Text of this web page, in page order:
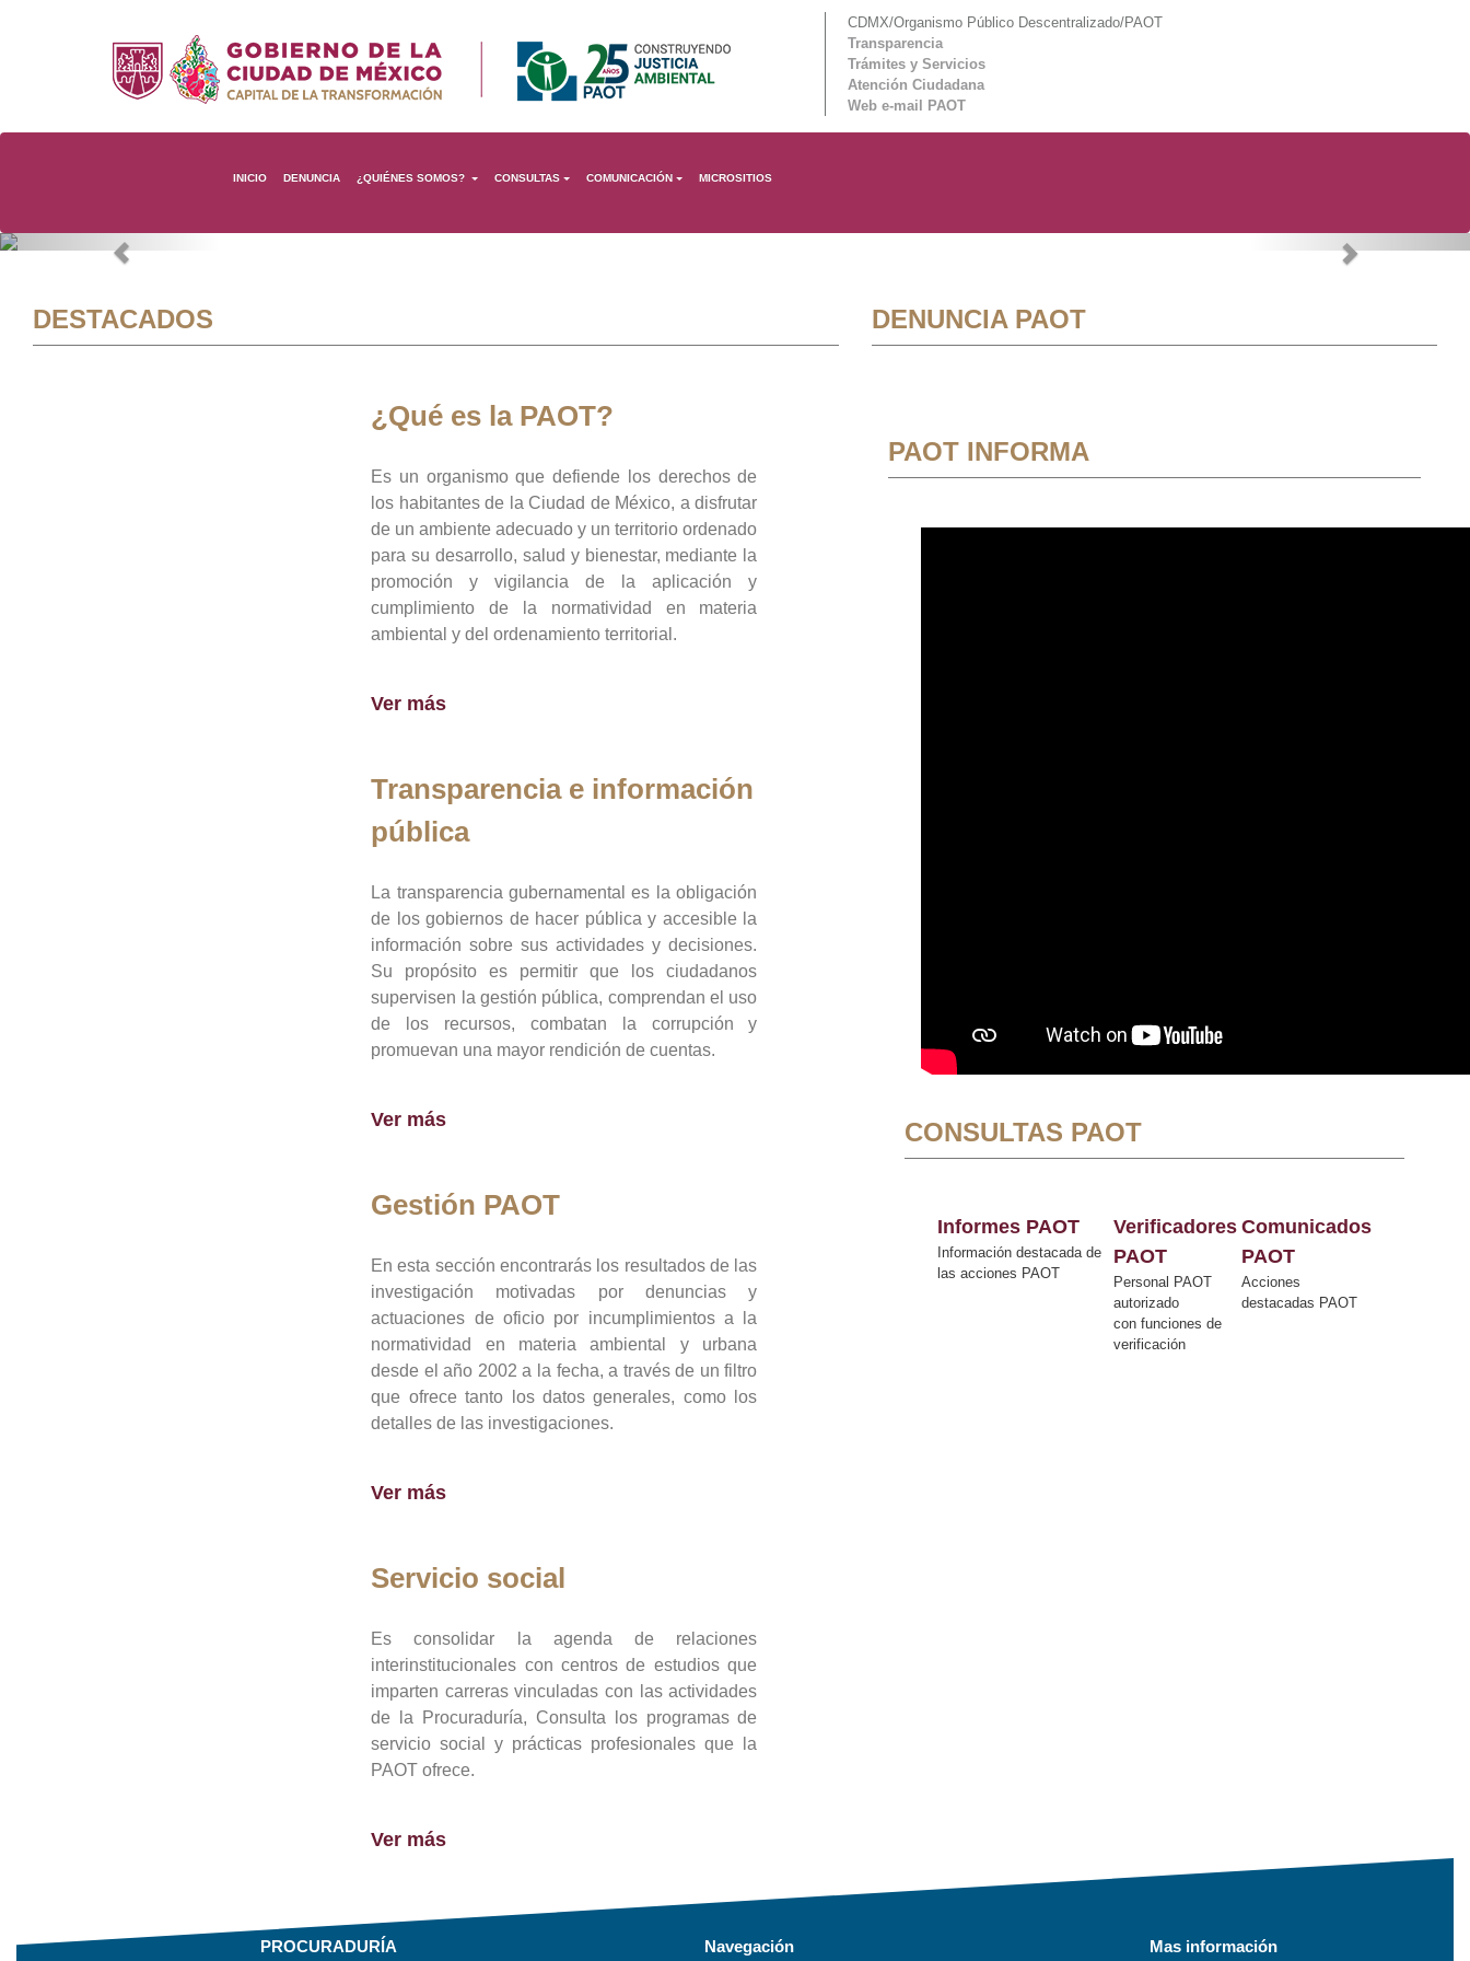
CDMX/Organismo Público Descentralizado/PAOT
Transparencia
Trámites y Servicios
Atención Ciudadana
Web e-mail PAOT
INICIO DENUNCIA ¿QUIÉNES SOMOS? CONSULTAS COMUNICACIÓN MICROSITIOS
Previous Next
DESTACADOS
¿Qué es la PAOT?
Es un organismo que defiende los derechos de
los habitantes de la Ciudad de México, a disfrutar
de un ambiente adecuado y un territorio ordenado
para su desarrollo, salud y bienestar, mediante la
promoción y vigilancia de la aplicación y
cumplimiento de la normatividad en materia
ambiental y del ordenamiento territorial.
Ver más
Transparencia e información
pública
La transparencia gubernamental es la obligación
de los gobiernos de hacer pública y accesible la
información sobre sus actividades y decisiones.
Su propósito es permitir que los ciudadanos
supervisen la gestión pública, comprendan el uso
de los recursos, combatan la corrupción y
promuevan una mayor rendición de cuentas.
Ver más
Gestión PAOT
En esta sección encontrarás los resultados de las
investigación motivadas por denuncias y
actuaciones de oficio por incumplimientos a la
normatividad en materia ambiental y urbana
desde el año 2002 a la fecha, a través de un filtro
que ofrece tanto los datos generales, como los
detalles de las investigaciones.
Ver más
Servicio social
Es consolidar la agenda de relaciones
interinstitucionales con centros de estudios que
imparten carreras vinculadas con las actividades
de la Procuraduría, Consulta los programas de
servicio social y prácticas profesionales que la
PAOT ofrece.
Ver más
DENUNCIA PAOT
PAOT INFORMA
CONSULTAS PAOT
Informes PAOT
Información destacada de
las acciones PAOT
Verificadores
PAOT
Personal PAOT
autorizado
con funciones de
verificación
Comunicados
PAOT
Acciones
destacadas PAOT
PROCURADURÍA Navegación Mas información